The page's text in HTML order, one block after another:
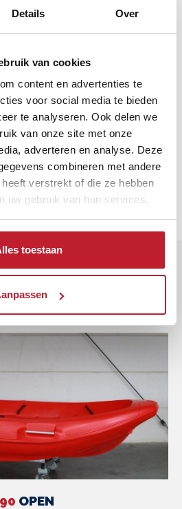
Details Over
van cookies
content en advertenties te
voor social media te bieden
te analyseren. Ook delen we
van onze site met onze
adverteren en analyse. Deze
combineren met andere
verstrekt of die ze hebben
uw gebruik van hun services.
toestaan
INTERESSANT
OPEN